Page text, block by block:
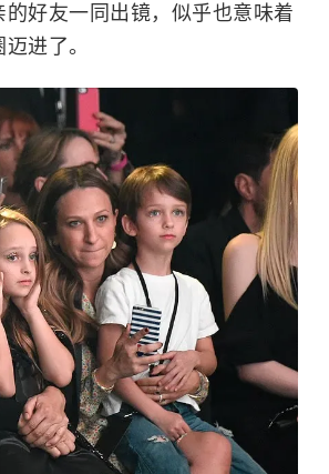
好友一同出镜，似乎也意味着
进了。